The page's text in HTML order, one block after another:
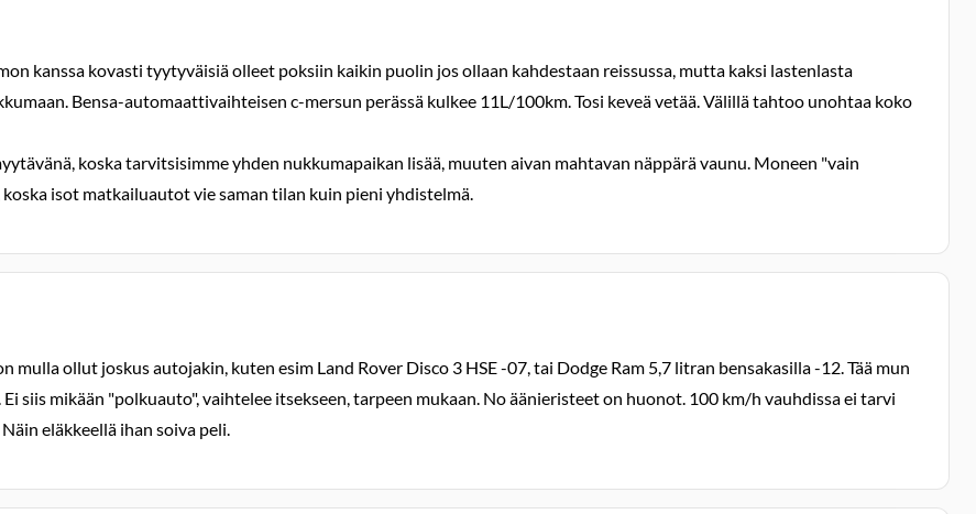
kanssa kovasti tyytyväisiä olleet poksiin kaikin puolin jos ollaan kahdestaan reissussa, mutta kaksi lastenlasta
Bensa-automaattivaihteisen c-mersun perässä kulkee 11L/100km. Tosi keveä vetää. Välillä tahtoo unohtaa koko
koska tarvitsisimme yhden nukkumapaikan lisää, muuten aivan mahtavan näppärä vaunu. Moneen "vain
isot matkailuautot vie saman tilan kuin pieni yhdistelmä.
mulla ollut joskus autojakin, kuten esim Land Rover Disco 3 HSE -07, tai Dodge Ram 5,7 litran bensakasilla -12. Tää mun
siis mikään "polkuauto", vaihtelee itsekseen, tarpeen mukaan. No äänieristeet on huonot. 100 km/h vauhdissa ei tarvi
eläkkeellä ihan soiva peli.